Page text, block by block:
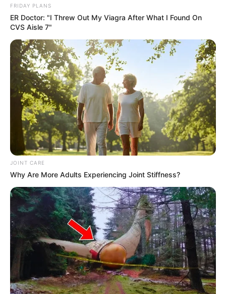
ΤΕΛΕΙΩΝΟΥΝ ΣΙΓΑ ΣΙΓΑ ΤΑ ΨΕΜΑΤΑ……..ΑΠΟ ΕΔΩ ΚΑΙ
ΠΕΡΑ ΑΡΧΙΖΕΙ ΚΑΙ ΦΑΙΝΕΤΑΙ ΚΑΘΑΡΑ ΠΛΕΟΝ ΟΤΙ
ΥΠΑΡΧΕΙ ΔΙΑΧΩΡΙΣΜΟΣ……ΟΙ ΑΝΘΡΩΠΟΙ ΔΙΑΛΕΓΟΥΜΕ
ΣΤΡΑΤΟΠΕΔΟ……
FRIDAY PLANS
ER Doctor: "I Threw Out My Viagra After What I Found On
CVS Aisle 7"
JOINT CARE
Why Are More Adults Experiencing Joint Stiffness?